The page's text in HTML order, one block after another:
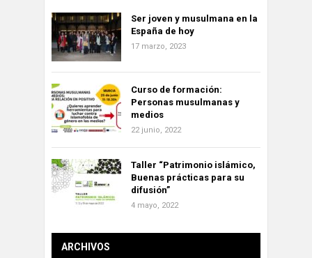
Ser joven y musulmana en la
España de hoy
17 marzo, 2023
Curso de formación:
Personas musulmanas y
medios
22 junio, 2022
Taller “Patrimonio islámico,
Buenas prácticas para su
difusión”
4 mayo, 2022
ARCHIVOS